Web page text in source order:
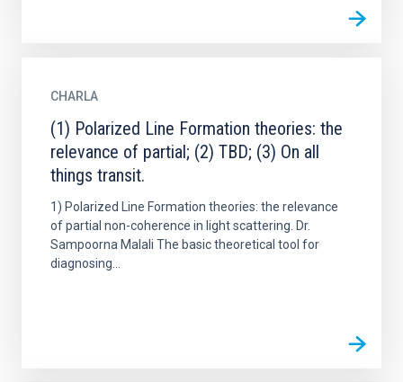
CHARLA
(1) Polarized Line Formation theories: the
relevance of partial; (2) TBD; (3) On all
things transit.
1) Polarized Line Formation theories: the relevance
of partial non-coherence in light scattering. Dr.
Sampoorna Malali The basic theoretical tool for
diagnosing...